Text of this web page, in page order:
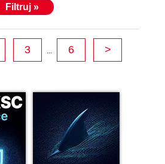
Filtruj »
3 ... 6 >